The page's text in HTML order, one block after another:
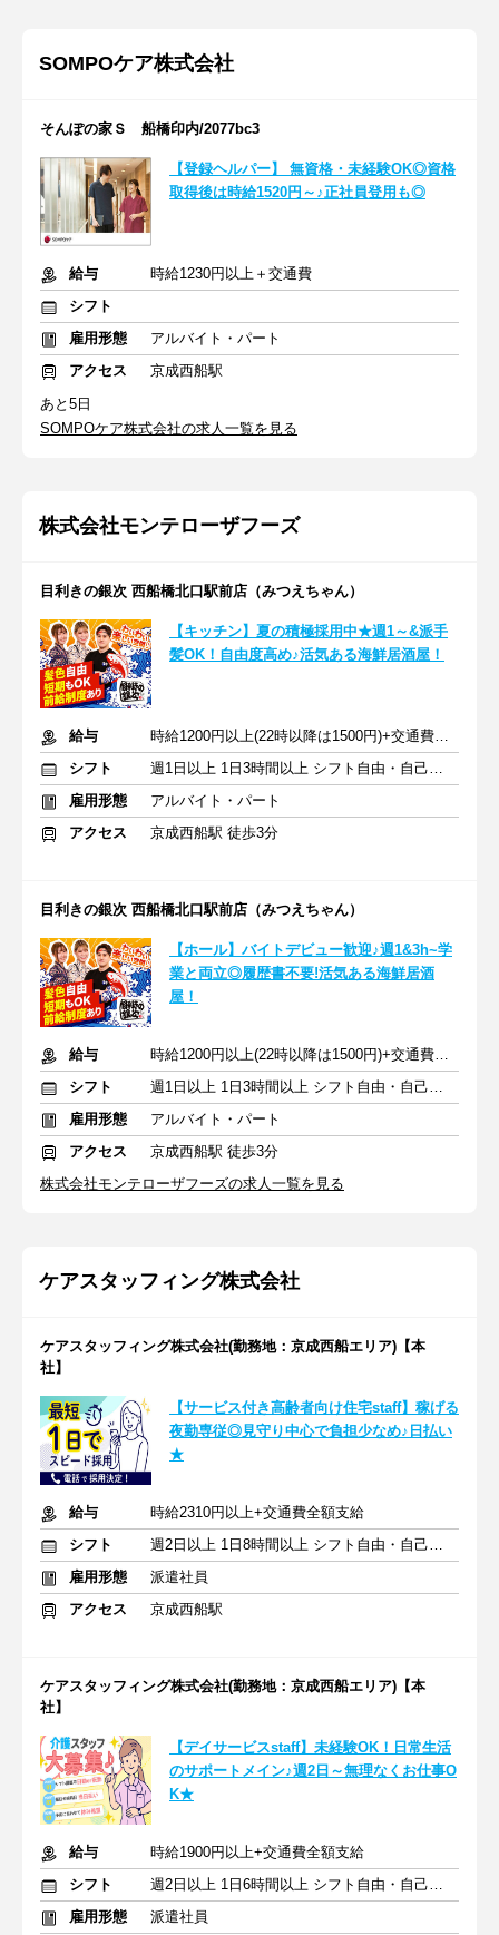
SOMPOケア株式会社
そんぽの家Ｓ 船橋印内/2077bc3
【登録ヘルパー】 無資格・未経験OK◎資格
取得後は時給1520円～♪正社員登用も◎
給与
時給1230円以上＋交通費
シフト
雇用形態
アルバイト・パート
アクセス
京成西船駅
あと5日
SOMPOケア株式会社の求人一覧を見る
株式会社モンテローザフーズ
目利きの銀次 西船橋北口駅前店（みつえちゃん）
【キッチン】夏の積極採用中★週1～&派手
髪OK！自由度高め♪活気ある海鮮居酒屋！
給与
時給1200円以上(22時以降は1500円)+交通費規定内支給
シフト
週1日以上 1日3時間以上 シフト自由・自己申告
雇用形態
アルバイト・パート
アクセス
京成西船駅 徒歩3分
目利きの銀次 西船橋北口駅前店（みつえちゃん）
【ホール】バイトデビュー歓迎♪週1&3h~学
業と両立◎履歴書不要!活気ある海鮮居酒
屋！
給与
時給1200円以上(22時以降は1500円)+交通費規定内支給
シフト
週1日以上 1日3時間以上 シフト自由・自己申告
雇用形態
アルバイト・パート
アクセス
京成西船駅 徒歩3分
株式会社モンテローザフーズの求人一覧を見る
ケアスタッフィング株式会社
ケアスタッフィング株式会社(勤務地：京成西船エリア)【本
社】
【サービス付き高齢者向け住宅staff】稼げる
夜勤専従◎見守り中心で負担少なめ♪日払い
★
給与
時給2310円以上+交通費全額支給
シフト
週2日以上 1日8時間以上 シフト自由・自己申告
雇用形態
派遣社員
アクセス
京成西船駅
ケアスタッフィング株式会社(勤務地：京成西船エリア)【本
社】
【デイサービスstaff】未経験OK！日常生活
のサポートメイン♪週2日～無理なくお仕事O
K★
給与
時給1900円以上+交通費全額支給
シフト
週2日以上 1日6時間以上 シフト自由・自己申告
雇用形態
派遣社員